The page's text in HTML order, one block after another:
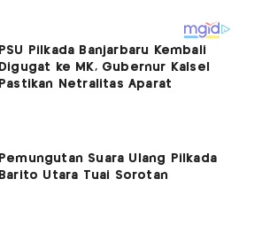
PSU Pilkada Banjarbaru Kembali
Digugat ke MK, Gubernur Kalsel
Pastikan Netralitas Aparat
Pemungutan Suara Ulang Pilkada
Barito Utara Tuai Sorotan